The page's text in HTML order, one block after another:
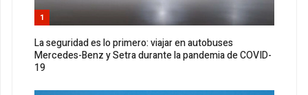
1
La seguridad es lo primero: viajar en autobuses
Mercedes-Benz y Setra durante la pandemia de COVID-
19